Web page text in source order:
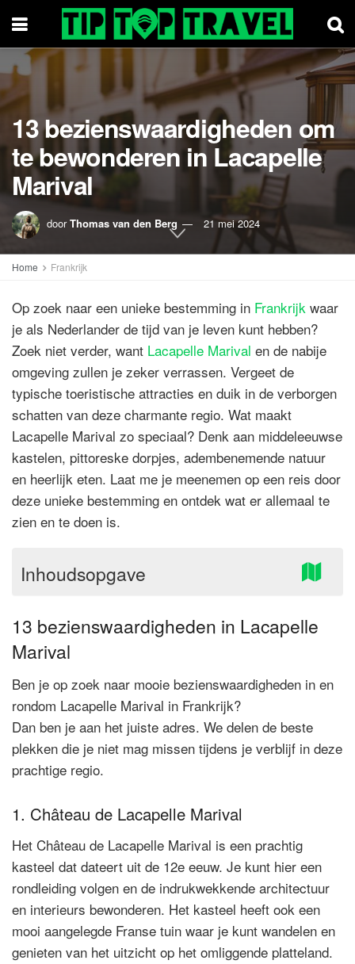
13 bezienswaardigheden om
te bewonderen in Lacapelle
Marival
door Thomas van den Berg 21 mei 2024
Home Frankrijk
Op zoek naar een unieke bestemming in Frankrijk waar
je als Nederlander de tijd van je leven kunt hebben?
Zoek niet verder, want Lacapelle Marival en de nabije
omgeving zullen je zeker verrassen. Vergeet de
typische toeristische attracties en duik in de verborgen
schatten van deze charmante regio. Wat maakt
Lacapelle Marival zo speciaal? Denk aan middeleeuwse
kastelen, pittoreske dorpjes, adembenemende natuur
en heerlijk eten. Laat me je meenemen op een reis door
deze unieke bestemming en ontdek wat er allemaal te
zien en te doen is.
Inhoudsopgave
13 bezienswaardigheden in Lacapelle
Marival
Ben je op zoek naar mooie bezienswaardigheden in en
rondom Lacapelle Marival in Frankrijk?
Dan ben je aan het juiste adres. We delen de beste
plekken die je niet mag missen tijdens je verblijf in deze
prachtige regio.
1. Château de Lacapelle Marival
Het Château de Lacapelle Marival is een prachtig
kasteel dat dateert uit de 12e eeuw. Je kunt hier een
rondleiding volgen en de indrukwekkende architectuur
en interieurs bewonderen. Het kasteel heeft ook een
mooi aangelegde Franse tuin waar je kunt wandelen en
genieten van het uitzicht op het omliggende platteland.